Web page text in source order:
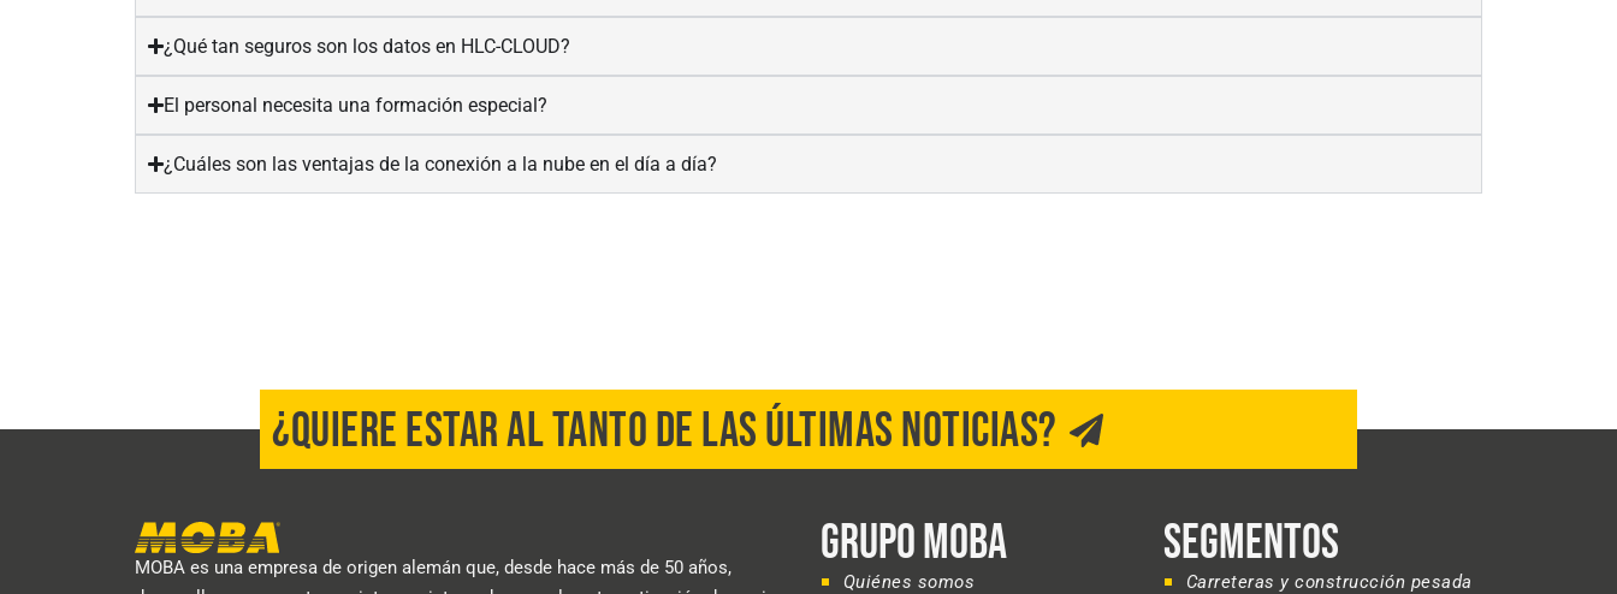
¿Qué tan seguros son los datos en HLC-CLOUD?
El personal necesita una formación especial?
¿Cuáles son las ventajas de la conexión a la nube en el día a día?
¿QUIERE ESTAR AL TANTO DE LAS ÚLTIMAS NOTICIAS?
MOBA es una empresa de origen alemán que, desde hace más de 50 años,
GRUPO MOBA
Quiénes somos
SEGMENTOS
Carreteras y construcción pesada